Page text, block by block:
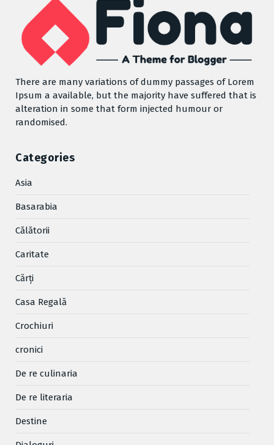
There are many variations of dummy passages of Lorem
Ipsum a available, but the majority have suffered that is
alteration in some that form injected humour or
randomised.
Categories
Asia
Basarabia
Cǎlǎtorii
Caritate
Cărţi
Casa Regală
Crochiuri
cronici
De re culinaria
De re literaria
Destine